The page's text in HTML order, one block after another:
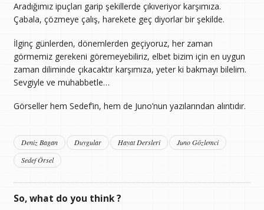
Aradığımız ipuçları garip şekillerde çıkıveriyor karşımıza.
Çabala, çözmeye çalış, harekete geç diyorlar bir şekilde.
İlginç günlerden, dönemlerden geçiyoruz, her zaman
görmemiz gerekeni göremeyebiliriz, elbet bizim için en uygun
zaman diliminde çıkacaktır karşımıza, yeter ki bakmayı bilelim.
Sevgiyle ve muhabbetle…
Görseller hem Sedef’in, hem de Juno’nun yazılarından alıntıdır.
Deniz Bagan Duygular Hayat Dersleri
Juno Gözlemci
Sedef Örsel
So, what do you think ?